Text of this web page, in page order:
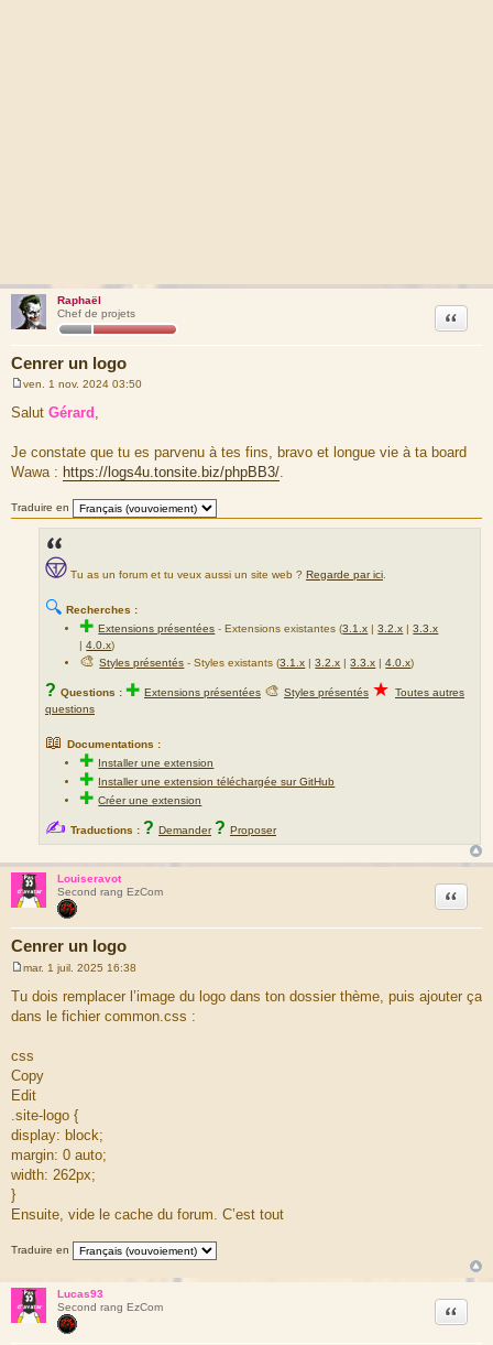
Raphaël
Chef de projets
Cenrer un logo
Citation
e
s
g
e
ven. 1 nov. 2024 03:50
Salut Gérard ,
Je constate que tu es parvenu à tes fins, bravo et longue vie à ta board
Wawa : https://logs4u.tonsite.biz/phpBB3/.
Traduire en
Tu as un forum et tu veux aussi un site web ? Regarde par ici
🔍 Recherches :
✚Extensions présentées -Extensions existantes (3.1.x |3.2.x |3.3.x
|4.0.x)
🎨Styles présentés - Styles existants (3.1.x |3.2.x |3.3.x |4.0.x)
? Questions : ✚ Extensions présentées 🎨 Styles présentés ★ Toutes autres
questions
📖 Documentations :
✚ Installer une extension
✚ Installer une extension téléchargée sur GitHub
✚Créer une extension
✍ Traductions : ? Demander ? Proposer
Louiseravot
Second rang EzCom
Cenrer un logo
Citation
s
s
e
mar. 1 juil. 2025 16:38
Tu dois remplacer l’image du logo dans ton dossier thème, puis ajouter ça
dans le fichier common.css :
css
Copy
Edit
.site-logo {
display: block;
margin: 0 auto;
width: 262px;
}
Ensuite, vide le cache du forum. C’est tout
Traduire en
Lucas93
Second rang EzCom
Citation